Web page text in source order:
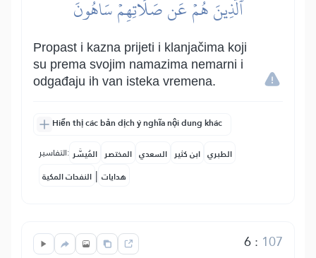
ٱلَّذِينَ هُمۡ عَن صَلَاتِهِمۡ سَاهُونَ
Propast i kazna prijeti i klanjačima koji
su prema svojim namazima nemarni i
odgađaju ih van isteka vremena.
Hiển thị các bản dịch ý nghĩa nội dung khác
التفاسير: المُيسَّر المختصر السعدي ابن كثير الطبري
النفحات المكية | هدايات
6: 107